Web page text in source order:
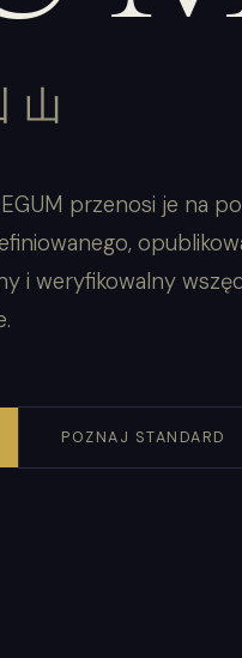
山
przenosi je na
i weryfikowalny
POZNAJ STANDARD